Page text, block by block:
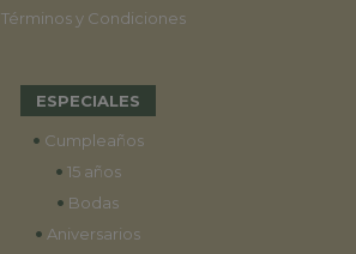
Términos y Condiciones
ESPECIALES
• Cumpleaños
• 15 años
• Bodas
• Aniversarios